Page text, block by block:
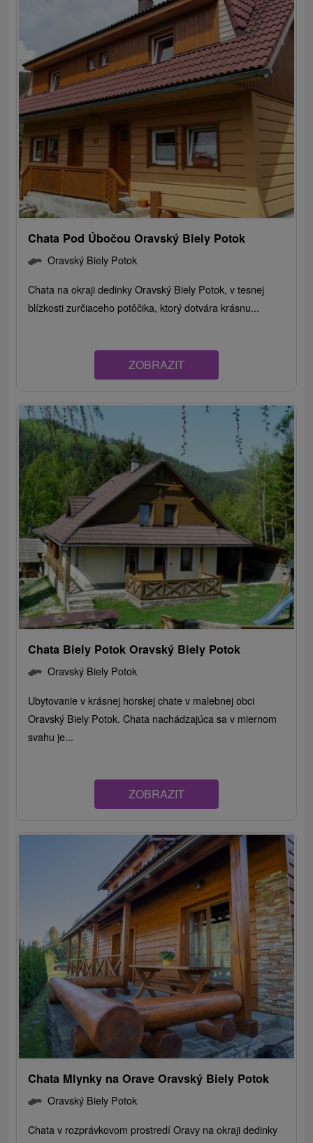
Chata Pod Úbočou Oravský Biely Potok
Oravský Biely Potok
Chata na okraji dedinky Oravský Biely Potok, v tesnej
blízkosti zurčiaceho potôčika, ktorý dotvára krásnu...
ZOBRAZIT
Chata Biely Potok Oravský Biely Potok
Oravský Biely Potok
Ubytovanie v krásnej horskej chate v malebnej obci
Oravský Biely Potok. Chata nachádzajúca sa v miernom
svahu je...
ZOBRAZIT
Chata Mlynky na Orave Oravský Biely Potok
Oravský Biely Potok
Chata v rozprávkovom prostredí Oravy na okraji dedinky